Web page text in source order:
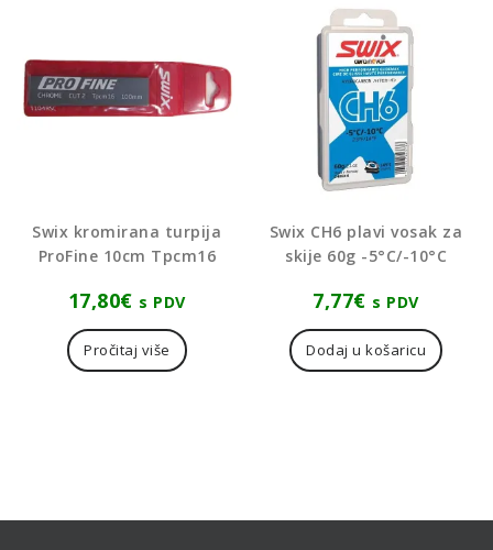
Swix kromirana turpija
ProFine 10cm Tpcm16
17,80€ s PDV
Pročitaj više
Swix CH6 plavi vosak za
skije 60g -5°C/-10°C
7,77€ s PDV
Dodaj u košaricu